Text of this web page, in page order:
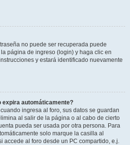
no puede ser recuperada puede
página de ingreso (login) y haga clic en
y estará identificado nuevamente
expira automáticamente?
ingresa al foro, sus datos se guardan
al salir de la página o al cabo de cierto
pueda ser usada por otra persona. Para
solo marque la casilla al
accede al foro desde un PC compartido, e.j.